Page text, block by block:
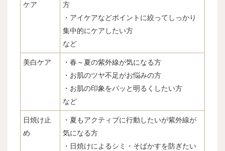
ケア
方
・アイケアなどポイントに絞ってしっかり
集中的にケアしたい方
など
美白ケア
・春～夏の紫外線が気になる方
・お肌のツヤ不足がお悩みの方
・お肌の印象をパッと明るくしたい方
など
日焼け止
め
・夏もアクティブに行動したいが紫外線が
気になる方
・日焼けによるシミ・そばかすを防ぎたい